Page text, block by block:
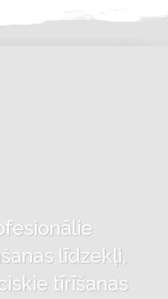
līdzekļi,
tīrīšanas